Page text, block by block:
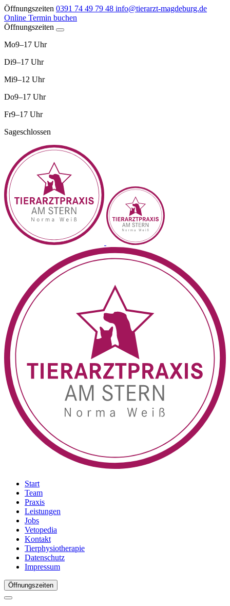
Öffnungszeiten 0391 74 49 79 48 info@tierarzt-magdeburg.de
Online Termin buchen
Öffnungszeiten
Mo9–17 Uhr
Di9–17 Uhr
Mi9–12 Uhr
Do9–17 Uhr
Fr9–17 Uhr
Sageschlossen
Start
Team
Praxis
Leistungen
Jobs
Vetopedia
Kontakt
Tierphysiotherapie
Datenschutz
Impressum
Öffnungszeiten